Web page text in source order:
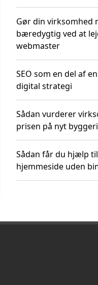
Gør din virksomhed
bæredygtig ved at
webmaster
SEO som en del af
digital strategi
Sådan vurderer
prisen på nyt byggeri
Sådan får du hjælp
hjemmeside uden